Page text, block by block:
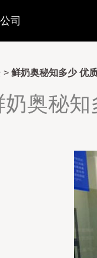
司
> 鲜奶奥秘知多少 优
奶奥秘